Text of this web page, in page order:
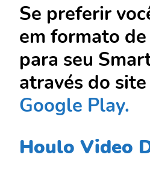
Se preferir
em formato
para seu
através do
Google Play.
Houlo Video